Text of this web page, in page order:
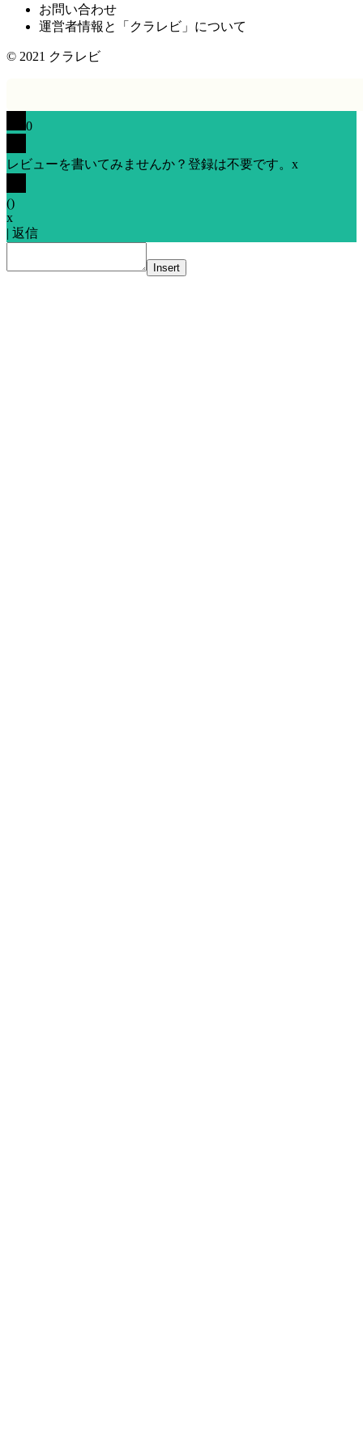
お問い合わせ
運営者情報と「クラレビ」について
© 2021 クラレビ
0
レビューを書いてみませんか？登録は不要です。 x
()
x
| 返信
Insert